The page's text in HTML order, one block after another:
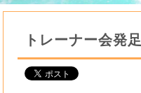
トレーナー会発足